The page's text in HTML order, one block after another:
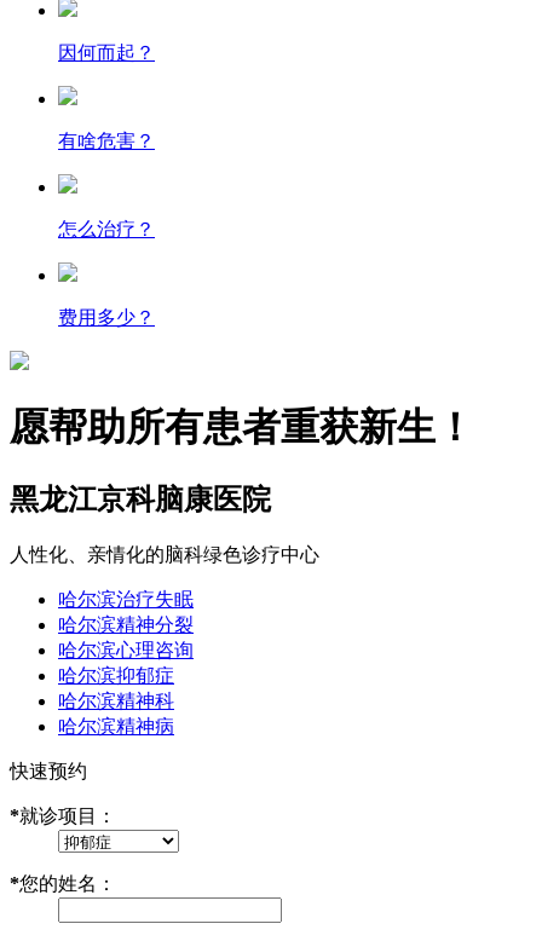
因何而起？
有啥危害？
怎么治疗？
费用多少？
愿帮助所有患者重获新生！
黑龙江京科脑康医院
人性化、亲情化的脑科绿色诊疗中心
哈尔滨治疗失眠
哈尔滨精神分裂
哈尔滨心理咨询
哈尔滨抑郁症
哈尔滨精神科
哈尔滨精神病
快速预约
*就诊项目：
*您的姓名：